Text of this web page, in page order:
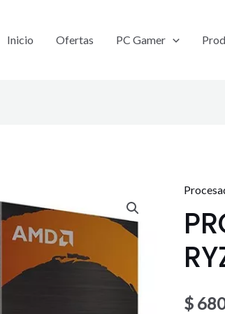
Inicio Ofertas PC Gamer
$
AMD
RYZEN
5
cantidad